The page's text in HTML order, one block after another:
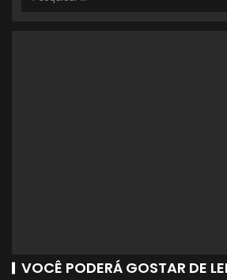
VOCÊ PODERÁ GOSTAR DE